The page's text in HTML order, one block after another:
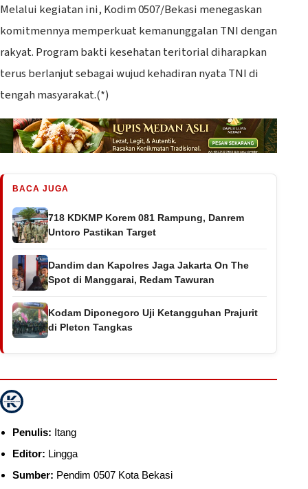
‎Melalui kegiatan ini, Kodim 0507/Bekasi menegaskan
komitmennya memperkuat kemanunggalan TNI dengan
rakyat. Program bakti kesehatan teritorial diharapkan
terus berlanjut sebagai wujud kehadiran nyata TNI di
tengah masyarakat.(*)
BACA JUGA
718 KDKMP Korem 081 Rampung, Danrem
Untoro Pastikan Target
Dandim dan Kapolres Jaga Jakarta On The
Spot di Manggarai, Redam Tawuran
Kodam Diponegoro Uji Ketangguhan Prajurit
di Pleton Tangkas
Penulis: Itang
Editor: Lingga
Sumber: Pendim 0507 Kota Bekasi